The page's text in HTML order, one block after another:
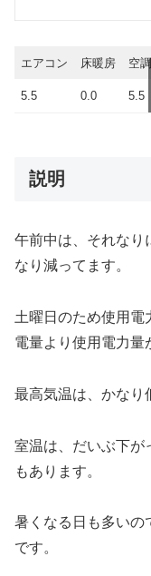
エアコン 床暖房 空
5.5 0.0 5.5
説明
午前中は、それなり
なり減ってます。
土曜日のため使用電
電量より使用電力量
最高気温は、かなり
室温は、だいぶ下が
もあります。
暑くなる日も多いの
です。